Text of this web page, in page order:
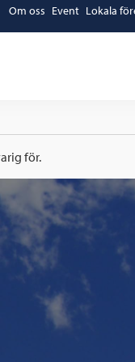
Om oss Event Lokala
för.